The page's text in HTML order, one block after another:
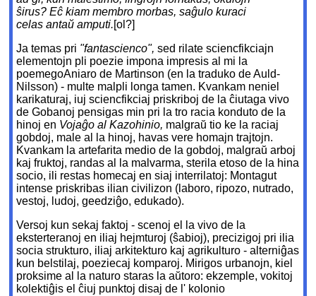
ŝirus? Eĉ kiam membro morbas, saĝulo kuraci
celas antaŭ amputi. [ol?]
Ja temas pri "fantascienco",sed rilate sciencfikciajn
elementojn pli poezie impona impresis al mi la
poemegoAniaro de Martinson (en la traduko de Auld-
Nilsson) - multe malpli longa tamen. Kvankam neniel
karikaturaj, iuj sciencfikciaj priskriboj de la ĉiutaga vivo
de Gobanoj pensigas min pri la tro racia konduto de la
hinoj en Vojaĝo al Kazohinio, malgraŭ tio ke la raciaj
gobdoj, male al la hinoj, havas vere homajn trajtojn.
Kvankam la artefarita medio de la gobdoj, malgraŭ arboj
kaj fruktoj, randas al la malvarma, sterila etoso de la hina
socio, ili restas homecaj en siaj interrilatoj: Montagut
intense priskribas ilian civilizon (laboro, ripozo, nutrado,
vestoj, ludoj, geedziĝo, edukado).
Versoj kun sekaj faktoj - scenoj el la vivo de la
eksterteranoj en iliaj hejmturoj (ŝabioj), precizigoj pri ilia
socia strukturo, iliaj arkitekturo kaj agrikulturo - alterniĝas
kun belstilaj, poeziecaj komparoj. Mirigos urbanojn, kiel
proksime al la naturo staras la aŭtoro: ekzemple, vokitoj
kolektiĝis el ĉiuj punktoj disaj de l' kolonio